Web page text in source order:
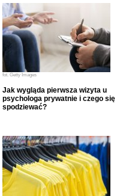
fot. Getty Images
Jak wygląda pierwsza wizyta u
psychologa prywatnie i czego się
spodziewać?